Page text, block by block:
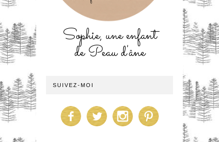
Sophie, une enfant
de Peau d'âne
SUIVEZ-MOI